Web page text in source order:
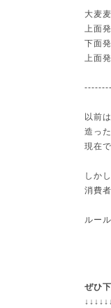
大麦
上面
下面
上面
以前
造っ
現在
しか
消費
ルー
ぜひ
↓ ↓ ↓ ↓ ↓